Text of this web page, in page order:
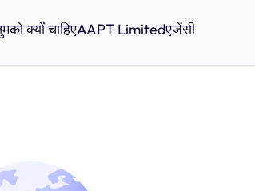
क्यों चाहिएAAPT Limitedएजेंसी